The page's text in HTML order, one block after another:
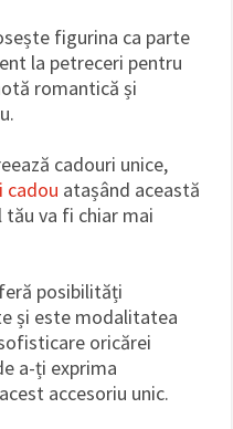
figurina ca parte
la petreceri pentru
romantică și
cadouri unice,
cadou atașând această
va fi chiar mai
posibilități
și este modalitatea
oricărei
a-ți exprima
accesoriu unic.